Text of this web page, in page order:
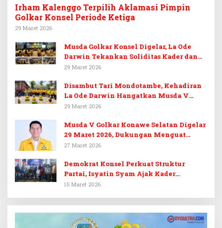
Irham Kalenggo Terpilih Aklamasi Pimpin
Golkar Konsel Periode Ketiga
29 Maret 2026
Musda Golkar Konsel Digelar, La Ode
Darwin Tekankan Soliditas Kader dan
Target 14 Kursi DPRD Konawe Selatan
29 Maret 2026
Disambut Tari Mondotambe, Kehadiran
La Ode Darwin Hangatkan Musda V
Golkar Konsel
29 Maret 2026
Musda V Golkar Konawe Selatan Digelar
29 Maret 2026, Dukungan Menguat
untuk Irham Kalenggo
27 Maret 2026
Demokrat Konsel Perkuat Struktur
Partai, Isyatin Syam Ajak Kader
Kembalikan Kejayaan
15 Maret 2026